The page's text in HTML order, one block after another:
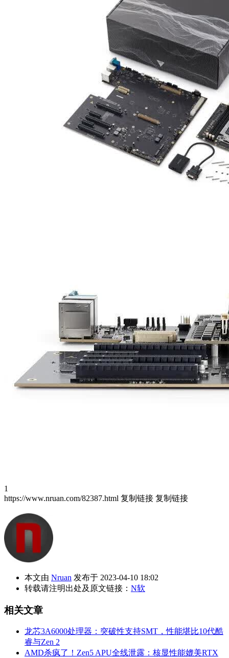
1
https://www.nruan.com/82387.html 复制链接 复制链接
本文由 Nruan 发布于 2023-04-10 18:02
转载请注明出处及原文链接： N软
相关文章
龙芯3A6000处理器：突破性支持SMT，性能堪比10代酷
睿与Zen 2
AMD杀疯了！Zen5 APU全线泄露：核显性能媲美RTX